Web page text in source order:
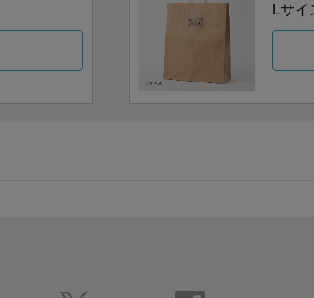
Lサイ